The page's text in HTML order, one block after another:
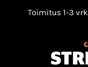
Toimitus 1-3 vrk